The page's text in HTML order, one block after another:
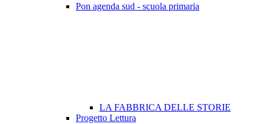
Pon agenda sud - scuola primaria
LA FABBRICA DELLE STORIE
Progetto Lettura